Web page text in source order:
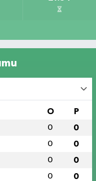
O P
0 0
0 0
0 0
0 0